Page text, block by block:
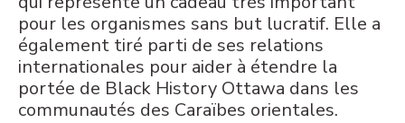
pour les organismes sans but lucratif. Elle a
également tiré parti de ses relations
internationales pour aider à étendre la
portée de Black History Ottawa dans les
communautés des Caraïbes orientales.